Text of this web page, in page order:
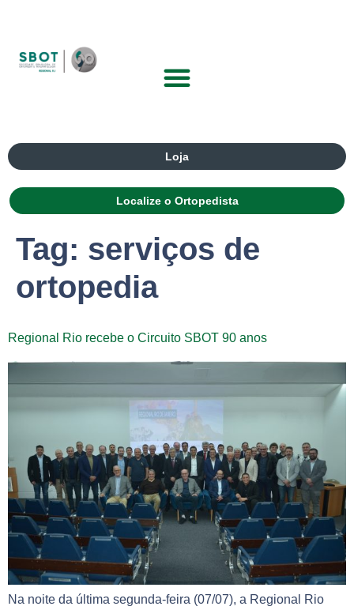
Loja
Localize o Ortopedista
Tag: serviços de
ortopedia
Regional Rio recebe o Circuito SBOT 90 anos
Na noite da última segunda-feira (07/07), a Regional Rio